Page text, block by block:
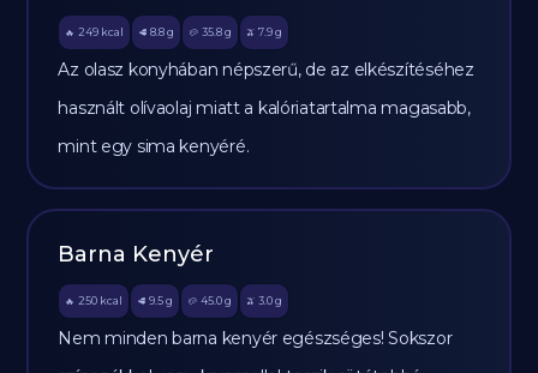
🔥 249 kcal 🥩 8.8 g 🥔 35.8g 🫒 7.9 g
Az olasz konyhában népszerű, de az elkészítéséhez
használt olívaolaj miatt a kalóriatartalma magasabb,
mint egy sima kenyéré.
Barna Kenyér
🔥 250 kcal 🥩 9.5 g 🥔 45.0g 🫒 3.0 g
Nem minden barna kenyér egészséges! Sokszor